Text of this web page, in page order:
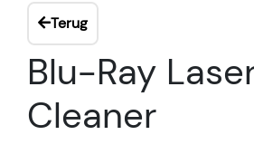
Terug
Blu-Ray
Cleaner